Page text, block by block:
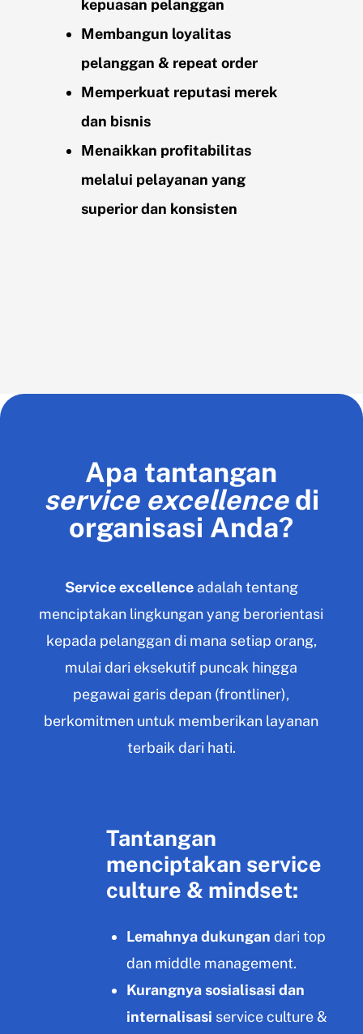
kepuasan pelanggan
Membangun loyalitas
pelanggan & repeat order
Memperkuat reputasi merek
dan bisnis
Menaikkan profitabilitas
melalui pelayanan yang
superior dan konsisten
Apa tantangan
service excellencedi
organisasi Anda?
Service excellenceadalah tentang
menciptakan lingkungan yang berorientasi
kepada pelanggan di mana setiap orang,
mulai dari eksekutif puncak hingga
pegawai garis depan (frontliner),
berkomitmen untuk memberikan layanan
terbaik dari hati.
Tantangan
menciptakan service
culture & mindset:
Lemahnya dukungan dari top
dan middle management.
Kurangnya sosialisasi dan
internalisasi service culture &